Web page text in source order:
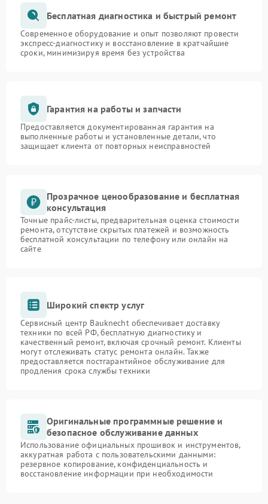
Бесплатная диагностика и быстрый ремонт
Современное оборудование и опыт позволяют провести
экспресс-диагностику и восстановление в кратчайшие
сроки, минимизируя время без устройства
Гарантия на работы и запчасти
Предоставляется документированная гарантия на
выполненные работы и установленные детали, что
защищает клиента от повторных неисправностей
Прозрачное ценообразование и бесплатная
консультация
Точные прайс-листы, предварительная оценка стоимости
ремонта, отсутствие скрытых платежей и возможность
бесплатной консультации по телефону или онлайн на
сайте
Широкий спектр услуг
Сервисный центр Bauknecht обеспечивает доставку
техники по всей РФ, бесплатную диагностику и
качественный ремонт, включая срочный ремонт. Клиенты
могут отслеживать статус ремонта онлайн. Также
предоставляется постгарантийное обслуживание для
продления срока службы техники
Оригинальные программные решение и
безопасное обслуживание данных
Использование официальных прошивок и инструментов,
аккуратная работа с пользовательскими данными:
резервное копирование, конфиденциальность и
восстановление информации при необходимости